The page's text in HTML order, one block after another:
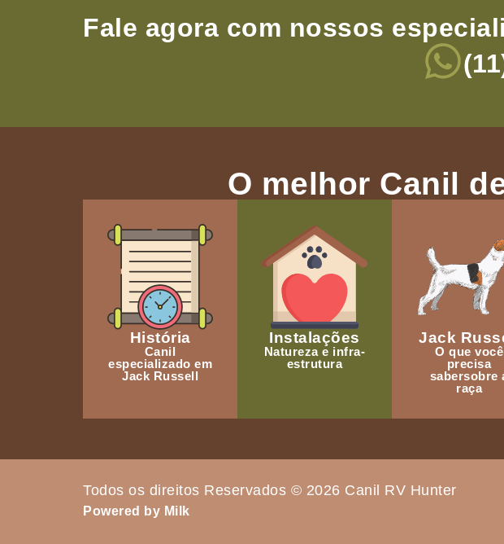
Fale agora com nossos
O melhor Canil
História
Canil
especializado em
Jack Russell
Instalações
Natureza e infra-
estrutura
Jack
O que você
precisa
sabersobre
raça
Todos os direitos Reservados © 2026 Canil RV Hunter
Powered by Milk